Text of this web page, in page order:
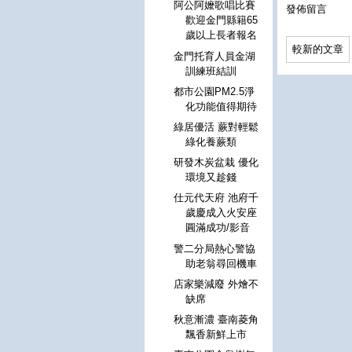
發佈留言
較新的文章
阿公阿嬤歌唱比賽
歡迎金門縣籍65
歲以上長者報名
金門托育人員金湖
訓練班結訓
都市公園PM2.5淨
化功能值得期待
綠居優活 蕨對輕鬆
綠化養蕨類
研發木炭盆栽 優化
環境又趁錢
仕元代天府 池府千
歲慶成入火安座
圓滿成功/影音
警二分局熱心警協
助老翁尋回機車
店家樂減廢 外燴不
缺席
秋意漸濃 臺南菱角
飄香新鮮上市